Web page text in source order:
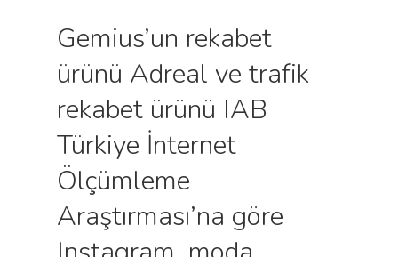
Gemius’un rekabet
ürünü Adreal ve trafik
rekabet ürünü IAB
Türkiye İnternet
Ölçümleme
Araştırması’na göre